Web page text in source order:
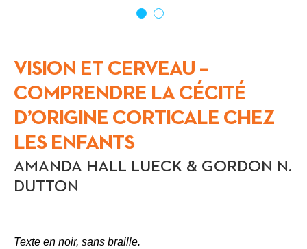
VISION ET CERVEAU –
COMPRENDRE LA CÉCITÉ
D’ORIGINE CORTICALE CHEZ
LES ENFANTS
AMANDA HALL LUECK & GORDON N.
DUTTON
Texte en noir, sans braille.